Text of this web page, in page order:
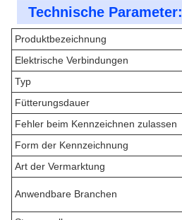
Technische Parameter:
Produktbezeichnung
Elektrische Verbindungen
Typ
Fütterungsdauer
Fehler beim Kennzeichnen zulassen
Form der Kennzeichnung
Art der Vermarktung
Anwendbare Branchen